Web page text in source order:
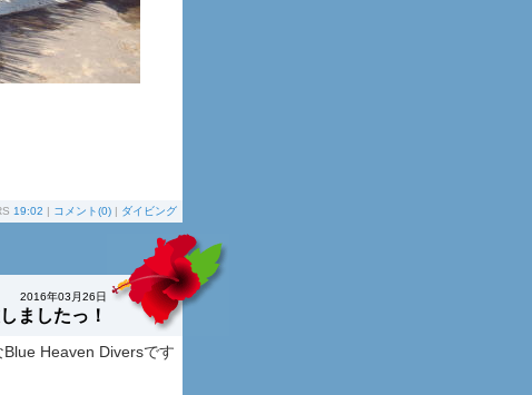
19:02 | コメント(0) | ダイビング
2016年03月26日
ましたっ！
Heaven Diversです